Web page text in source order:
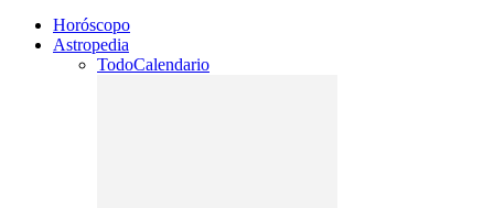
Horóscopo
Astropedia
TodoCalendario